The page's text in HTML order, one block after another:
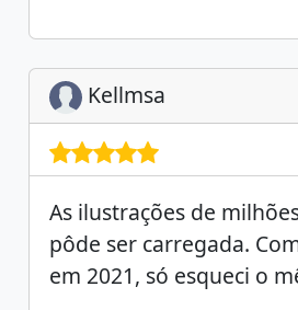
Kellmsa
As ilustrações de
pôde ser carregada.
em 2021, só esqueci o